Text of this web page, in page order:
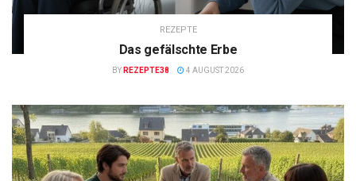
REZEPTE
Das gefälschte Erbe
BY REZEPTE38 4 AUGUST 2026